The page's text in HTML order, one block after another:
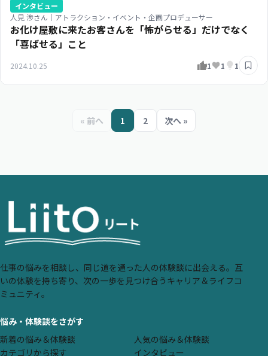
インタビュー
人見 渉さん｜アトラクション・イベント・企画プロデューサー
お化け屋敷に来たお客さんを「怖がらせる」だけでなく
「喜ばせる」こと
2024.10.25 1 1 1
« 前へ 1 2 次へ »
仕事の悩みを相談し、同じ道を通った人の体験談に出会える。互
いの体験を持ち寄り、次の一歩を見つけ合うキャリア＆ライフコ
ミュニティ。
悩み・体験談をさがす
新着の悩み＆体験談
人気の悩み＆体験談
カテゴリから探す
インタビュー